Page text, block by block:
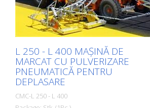
L 250 - L 400 MAȘINĂ DE
MARCAT CU PULVERIZARE
PNEUMATICĂ PENTRU
DEPLASARE
CMC-L 250 - L 400